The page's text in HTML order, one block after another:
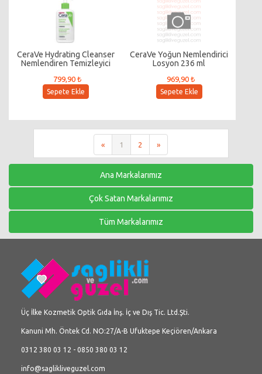
CeraVe Hydrating Cleanser
Nemlendiren Temizleyici
799,90 ₺
Sepete Ekle
CeraVe Yoğun Nemlendirici
Losyon 236 ml
969,90 ₺
Sepete Ekle
« 1 2 »
Ana Markalarımız
Çok Satan Markalarımız
Tüm Markalarımız
Üç İlke Kozmetik Optik Gıda İnş. İç ve Dış Tic. Ltd.Şti.
Kanuni Mh. Öntek Cd. NO:27/A-B Ufuktepe Keçiören/Ankara
0312 380 03 12 - 0850 380 03 12
info@saglikliveguzel.com